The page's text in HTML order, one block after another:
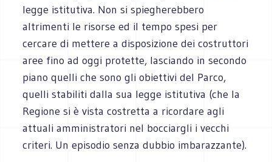
legge istitutiva. Non si spiegherebbero
altrimenti le risorse ed il tempo spesi per
cercare di mettere a disposizione dei costruttori
aree fino ad oggi protette, lasciando in secondo
piano quelli che sono gli obiettivi del Parco,
quelli stabiliti dalla sua legge istitutiva (che la
Regione si è vista costretta a ricordare agli
attuali amministratori nel bocciargli i vecchi
criteri. Un episodio senza dubbio imbarazzante).